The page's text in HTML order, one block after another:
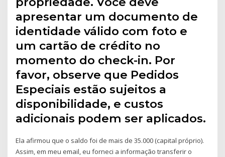
apresentar um documento de
identidade válido com foto e
um cartão de crédito no
momento do check-in. Por
favor, observe que Pedidos
Especiais estão sujeitos a
disponibilidade, e custos
adicionais podem ser aplicados.
Ela afirmou que o saldo foi de mais de 35.000 (capital próprio).
Assim, em meu email, eu forneci a informação transferir o